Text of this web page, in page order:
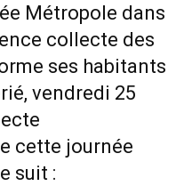
Métropole dans
collecte des
ses habitants
vendredi 25
cette journée
suit :